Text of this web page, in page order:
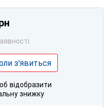
з'явиться
відобразити
знижку